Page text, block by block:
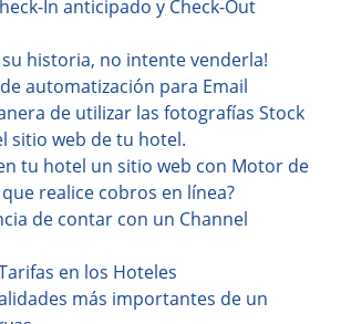
In anticipado y Check-Out
su historia, no intente venderla!
automatización para Email
de utilizar las fotografías Stock
sitio web de tu hotel.
tu hotel un sitio web con Motor de
realice cobros en línea?
de contar con un Channel
en los Hoteles
más importantes de un